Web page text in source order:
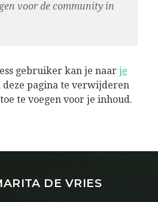
voor de community in
gebruiker kan je naar je
deze pagina te verwijderen
te voegen voor je inhoud.
DE VRIES